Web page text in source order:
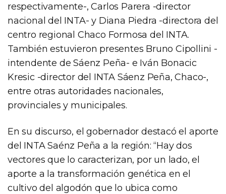
respectivamente-, Carlos Parera -director
nacional del INTA- y Diana Piedra -directora del
centro regional Chaco Formosa del INTA.
También estuvieron presentes Bruno Cipollini -
intendente de Sáenz Peña- e Iván Bonacic
Kresic -director del INTA Sáenz Peña, Chaco-,
entre otras autoridades nacionales,
provinciales y municipales.
En su discurso, el gobernador destacó el aporte
del INTA Saénz Peña a la región: “Hay dos
vectores que lo caracterizan, por un lado, el
aporte a la transformación genética en el
cultivo del algodón que lo ubica como